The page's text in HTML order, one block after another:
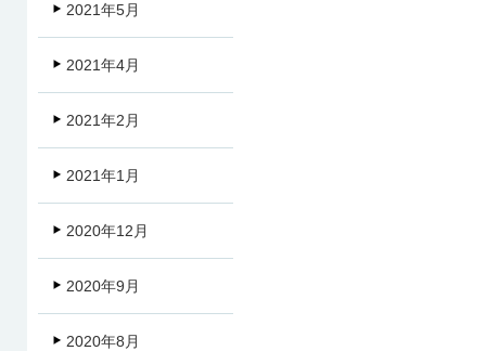
2021年5月
2021年4月
2021年2月
2021年1月
2020年12月
2020年9月
2020年8月